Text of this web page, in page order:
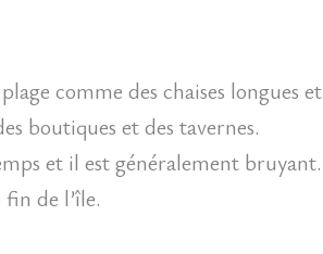
comme des chaises longues et
boutiques et des tavernes.
et il est généralement bruyant.
de l’île.